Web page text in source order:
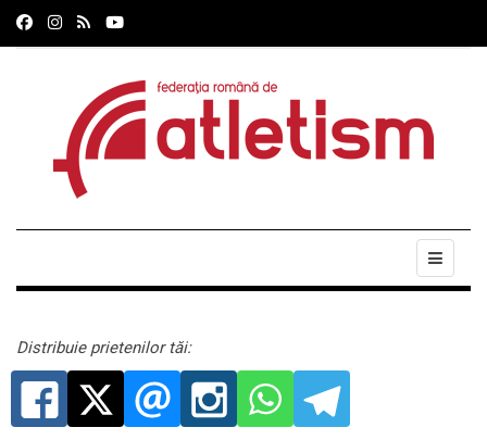
Distribuie prietenilor tăi: